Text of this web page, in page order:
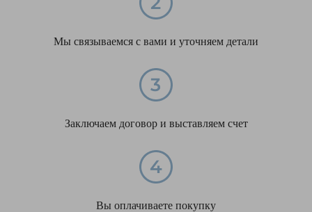
Мы связываемся с вами и уточняем детали
Заключаем договор и выставляем счет
Вы оплачиваете покупку